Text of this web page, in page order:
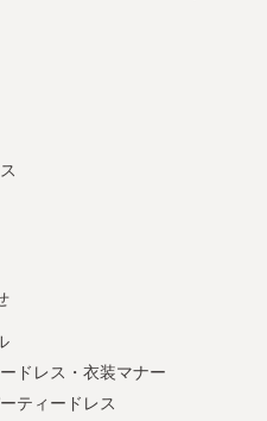
ドレス・衣装マナー
ティードレス